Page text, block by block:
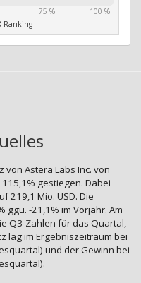
75 %
100 %
Ranking
von Astera Labs Inc. von
115,1% gestiegen. Dabei
219,1 Mio. USD. Die
ggü. -21,1% im Vorjahr. Am
Q3-Zahlen für das Quartal,
lag im Ergebniszeitraum bei
und der Gewinn bei